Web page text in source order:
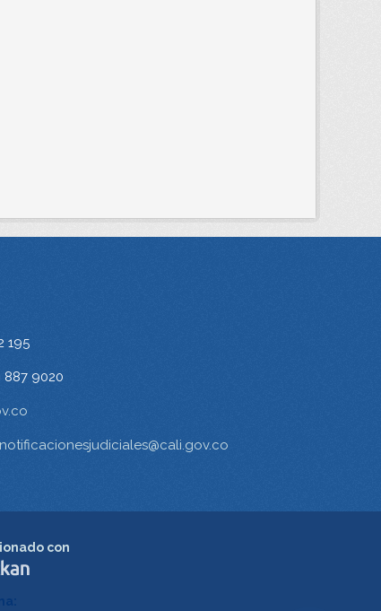
195
887 9020
notificacionesjudiciales@cali.gov.co
con